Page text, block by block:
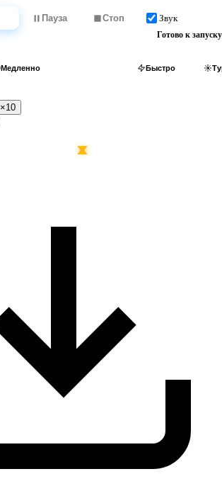
Пауза Стоп Звук
Готово к запуску
Медленно Быстро
×10